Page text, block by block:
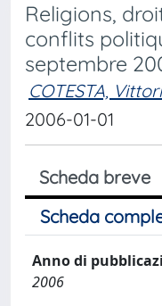
Religions,
conflits
septembre
COTESTA,
2006-01-01
Scheda breve
Scheda
Anno di
2006